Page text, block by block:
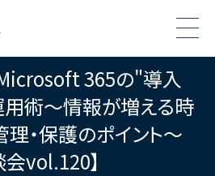
Microsoft 365の"導入
術〜情報が増える時
理・保護のポイント〜
会vol.120】